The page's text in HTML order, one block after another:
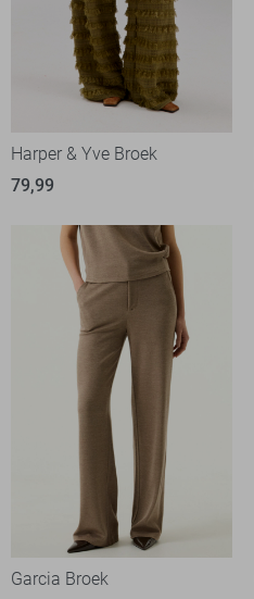
Harper & Yve Broek
79,99
Garcia Broek